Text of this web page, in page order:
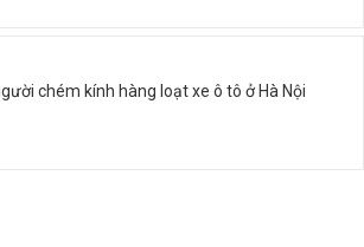
chém kính hàng loạt xe ô tô ở Hà Nội